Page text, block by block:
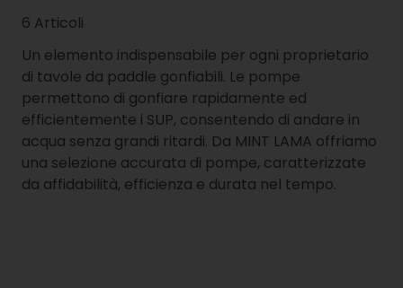
6 Articoli
Un elemento indispensabile per ogni proprietario
di tavole da paddle gonfiabili. Le pompe
permettono di gonfiare rapidamente ed
efficientemente i SUP, consentendo di andare in
acqua senza grandi ritardi. Da MINT LAMA offriamo
una selezione accurata di pompe, caratterizzate
da affidabilità, efficienza e durata nel tempo.